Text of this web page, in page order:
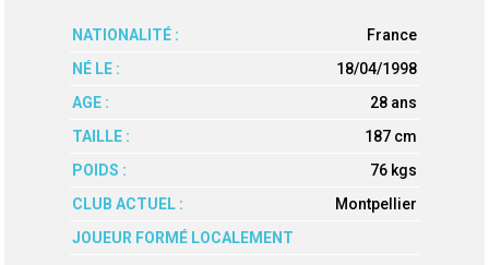
NATIONALITÉ :
France
NÉ LE :
18/04/1998
AGE :
28 ans
TAILLE :
187 cm
POIDS :
76 kgs
CLUB ACTUEL :
Montpellier
JOUEUR FORMÉ LOCALEMENT